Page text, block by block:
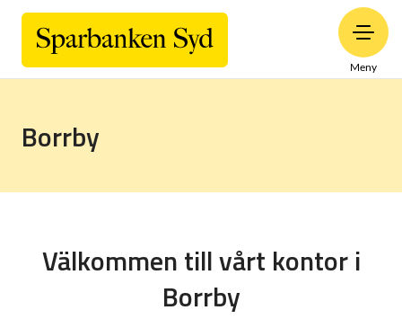
Meny
Borrby
Välkommen till vårt kontor i
Borrby